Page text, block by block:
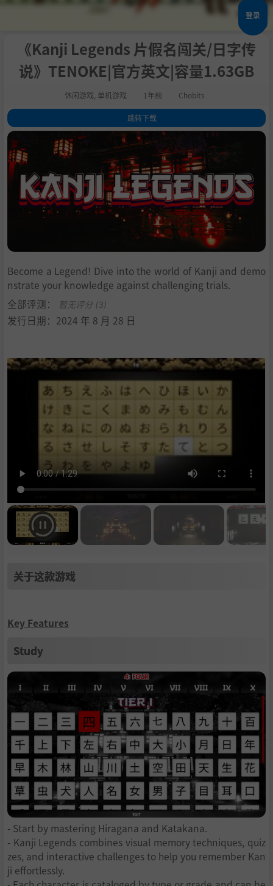
登录
《Kanji Legends 片假名闯关/日字传
说》TENOKE|官方英文|容量1.63GB
休闲游戏 单机游戏 1年前 Chobits
跳转下载
1.关于这款游戏
2.Study
3.Practice
Challenge
Climb the ranks
系统需求
Become a Legend! Dive into the world of Kanji and demo
nstrate your knowledge against challenging trials.
全部评测：
暂无评分 (3)
发行日期：2024 年 8 月 28 日
关于这款游戏
Key Features
Study
- Start by mastering Hiragana and Katakana.
- Kanji Legends combines visual memory techniques, quiz
zes, and interactive challenges to help you remember Kan
ji effortlessly.